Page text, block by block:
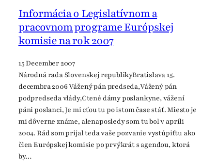
Informácia o Legislatívnom a
pracovnom programe Európskej
komisie na rok 2007
15 December 2007
Národná rada Slovenskej republikyBratislava 15.
decembra 2006 Vážený pán predseda,Vážený pán
podpredseda vlády,Ctené dámy poslankyne, vážení
páni poslanci, Je mi cťou tu po istom čase stáť. Miesto je
mi dôverne známe, alenaposledy som tu bol v apríli
2004. Rád som prijal teda vaše pozvanie vystúpiťtu ako
člen Európskej komisie po prvýkrát s agendou, ktorá
by…